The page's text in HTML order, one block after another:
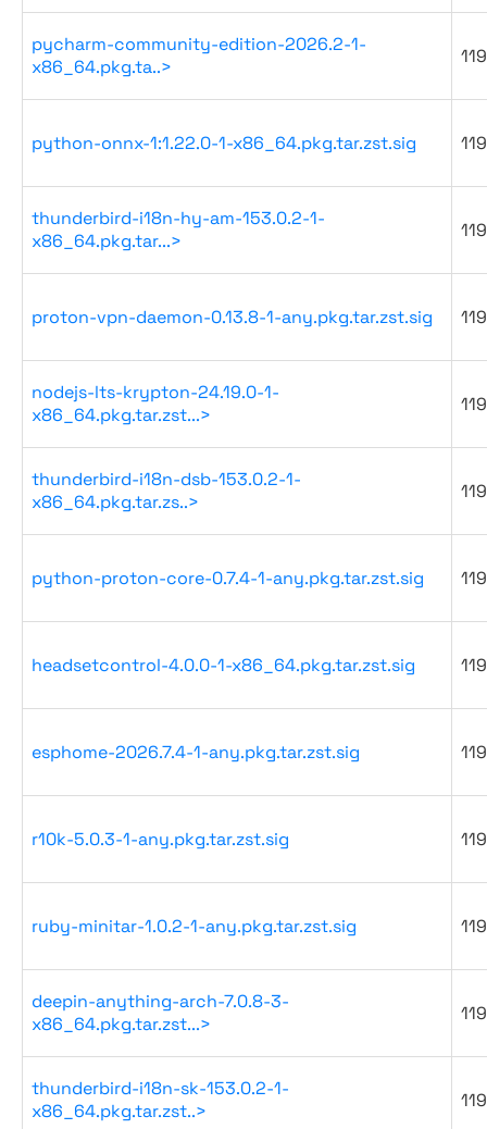
pycharm-community-edition-2026.2-1-
x86_64.pkg.ta..>
python-onnx-1:1.22.0-1-x86_64.pkg.tar.zst.sig
thunderbird-i18n-hy-am-153.0.2-1-
x86_64.pkg.tar...>
proton-vpn-daemon-0.13.8-1-any.pkg.tar.zst.sig
nodejs-lts-krypton-24.19.0-1-
x86_64.pkg.tar.zst...>
thunderbird-i18n-dsb-153.0.2-1-
x86_64.pkg.tar.zs..>
python-proton-core-0.7.4-1-any.pkg.tar.zst.sig
headsetcontrol-4.0.0-1-x86_64.pkg.tar.zst.sig
esphome-2026.7.4-1-any.pkg.tar.zst.sig
r10k-5.0.3-1-any.pkg.tar.zst.sig
ruby-minitar-1.0.2-1-any.pkg.tar.zst.sig
deepin-anything-arch-7.0.8-3-
x86_64.pkg.tar.zst...>
thunderbird-i18n-sk-153.0.2-1-
x86_64.pkg.tar.zst..>